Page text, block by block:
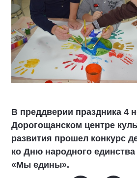
В преддверии праздника 4
Дорогощанском центре
развития прошел конкурс
ко Дню народного
«Мы едины».